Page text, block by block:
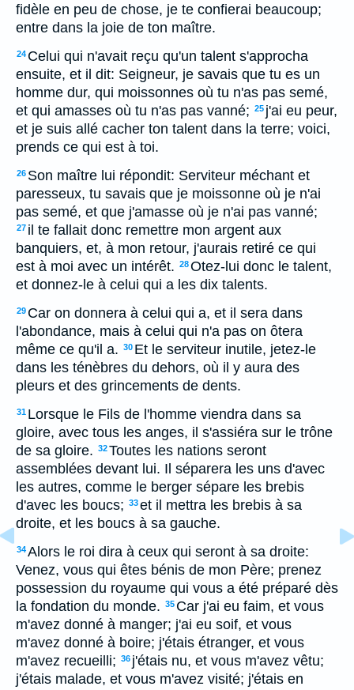
fidèle en peu de chose, je te confierai beaucoup;
entre dans la joie de ton maître.
24 Celui qui n'avait reçu qu'un talent s'approcha
ensuite, et il dit: Seigneur, je savais que tu es un
homme dur, qui moissonnes où tu n'as pas semé,
et qui amasses où tu n'as pas vanné; 25 j'ai eu peur,
et je suis allé cacher ton talent dans la terre; voici,
prends ce qui est à toi.
26 Son maître lui répondit: Serviteur méchant et
paresseux, tu savais que je moissonne où je n'ai
pas semé, et que j'amasse où je n'ai pas vanné;
27 il te fallait donc remettre mon argent aux
banquiers, et, à mon retour, j'aurais retiré ce qui
est à moi avec un intérêt. 28Otez-lui donc le talent,
et donnez-le à celui qui a les dix talents.
29 Car on donnera à celui qui a, et il sera dans
l'abondance, mais à celui qui n'a pas on ôtera
même ce qu'il a. 30 Et le serviteur inutile, jetez-le
dans les ténèbres du dehors, où il y aura des
pleurs et des grincements de dents.
31 Lorsque le Fils de l'homme viendra dans sa
gloire, avec tous les anges, il s'assiéra sur le trône
de sa gloire. 32Toutes les nations seront
assemblées devant lui. Il séparera les uns d'avec
les autres, comme le berger sépare les brebis
d'avec les boucs; 33et il mettra les brebis à sa
droite, et les boucs à sa gauche.
34Alors le roi dira à ceux qui seront à sa droite:
Venez, vous qui êtes bénis de mon Père; prenez
possession du royaume qui vous a été préparé dès
la fondation du monde. 35 Car j'ai eu faim, et vous
m'avez donné à manger; j'ai eu soif, et vous
m'avez donné à boire; j'étais étranger, et vous
m'avez recueilli; 36 j'étais nu, et vous m'avez vêtu;
j'étais malade, et vous m'avez visité; j'étais en